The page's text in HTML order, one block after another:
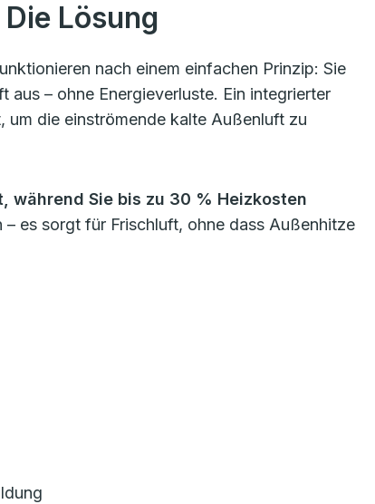
Lösung
nach einem einfachen Prinzip: Sie
– ohne Energieverluste. Ein integrierter
um die einströmende kalte Außenluft zu
Sie bis zu 30 % Heizkosten
es sorgt für Frischluft, ohne dass Außenhitze